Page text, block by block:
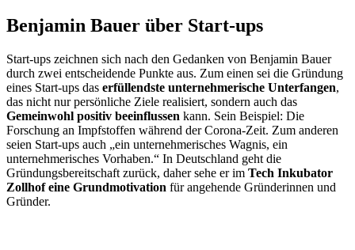
Benjamin Bauer über Start-ups
Start-ups zeichnen sich nach den Gedanken von Benjamin Bauer
durch zwei entscheidende Punkte aus. Zum einen sei die Gründung
eines Start-ups das erfüllendste unternehmerische Unterfangen,
das nicht nur persönliche Ziele realisiert, sondern auch das
Gemeinwohl positiv beeinflussen kann. Sein Beispiel: Die
Forschung an Impfstoffen während der Corona-Zeit. Zum anderen
seien Start-ups auch „ein unternehmerisches Wagnis, ein
unternehmerisches Vorhaben.“ In Deutschland geht die
Gründungsbereitschaft zurück, daher sehe er im Tech Inkubator
Zollhof eine Grundmotivation für angehende Gründerinnen und
Gründer.